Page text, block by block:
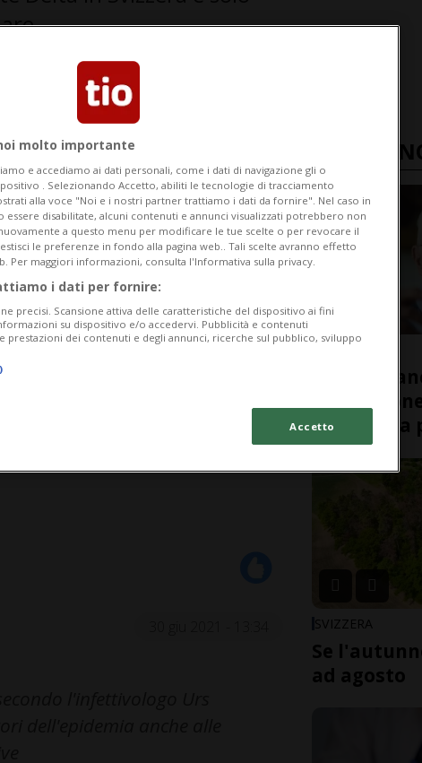
ULTIME
SVIZZERA
Blocher
pericolosa
SVIZZERA
Se
ad agosto
molto importante
e accediamo ai dati personali, come i dati di navigazione gli o
. Selezionando Accetto, abiliti le tecnologie di tracciamento
alla voce "Noi e i nostri partner trattiamo i dati da fornire". Nel caso in
essere disabilitate, alcuni contenuti e annunci visualizzati potrebbero non
a questo menu per modificare le tue scelte o per revocare il
le preferenze in fondo alla pagina web.. Tali scelte avranno effetto
Per maggiori informazioni, consulta l'Informativa sulla privacy.
i dati per fornire:
precisi. Scansione attiva delle caratteristiche del dispositivo ai fini
su dispositivo e/o accedervi. Pubblicità e contenuti
prestazioni dei contenuti e degli annunci, ricerche sul pubblico, sviluppo
Accetto